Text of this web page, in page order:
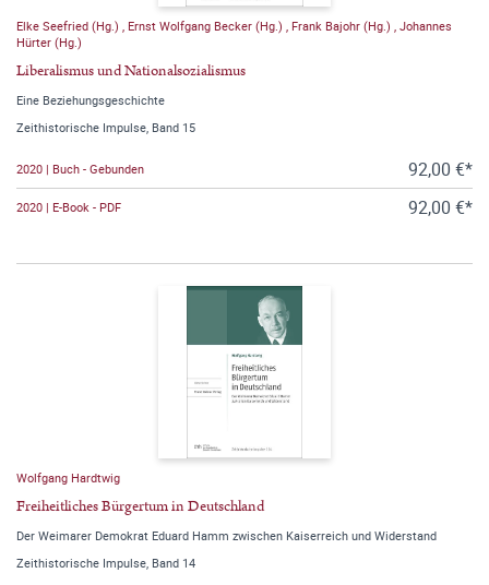
Elke Seefried (Hg.) Ernst Wolfgang Becker (Hg.) Frank Bajohr (Hg.) Johannes
Hürter (Hg.)
Liberalismus und Nationalsozialismus
Eine Beziehungsgeschichte
Zeithistorische Impulse, Band 15
2020 | Buch - Gebunden 92,00 €*
2020 | E-Book - PDF 92,00 €*
Wolfgang Hardtwig
Freiheitliches Bürgertum in Deutschland
Der Weimarer Demokrat Eduard Hamm zwischen Kaiserreich und Widerstand
Zeithistorische Impulse, Band 14